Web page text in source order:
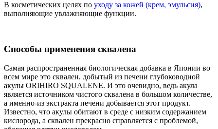
В косметических целях по уходу за кожей (крем, эмульсия),
выполняющие увлажняющие функции.
Способы применения сквалена
Самая распространенная биологическая добавка в Японии во
всем мире это сквален, добытый из печени глубоководной
акулы ORIHIRO SQUALENE. И это очевидно, ведь акула
является источником чистого сквалена в большом количестве,
а именно-из экстракта печени добывается этот продукт.
Известно, что акулы обитают в среде с низким содержанием
кислорода, а сквален прекрасно справляется с проблемой,